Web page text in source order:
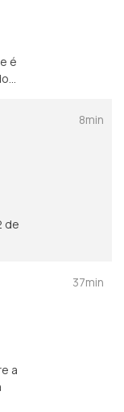
é
de
8min
a
37min